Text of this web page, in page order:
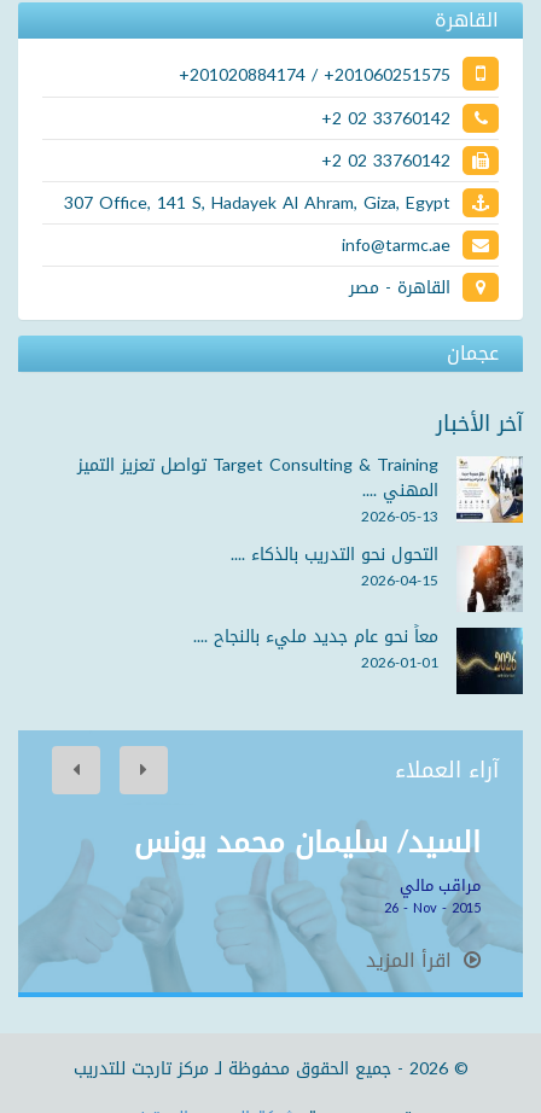
القاهرة
+201020884174 / +201060251575
+2 02 33760142
+2 02 33760142
307 Office, 141 S, Hadayek Al Ahram, Giza, Egypt
info@tarmc.ae
القاهرة - مصر
عجمان
آخر الأخبار
Target Consulting & Training تواصل تعزيز التميز
المهني ....
2026-05-13
التحول نحو التدريب بالذكاء ....
2026-04-15
معاً نحو عام جديد مليء بالنجاح ....
2026-01-01
آراء العملاء
السيد/ سليمان محمد يونس
مراقب مالي
26 - Nov - 2015
اقرأ المزيد
© 2026 - جميع الحقوق محفوظة لـمركز تارجت للتدريب